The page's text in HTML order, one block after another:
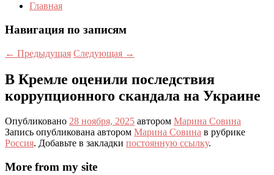
Главная
Навигация по записям
← Предыдущая Следующая →
В Кремле оценили последствия
коррупционного скандала на Украине
Опубликовано 28 ноября, 2025 автором Марина Совина
Запись опубликована автором Марина Совина в рубрике
Россия. Добавьте в закладки постоянную ссылку.
More from my site